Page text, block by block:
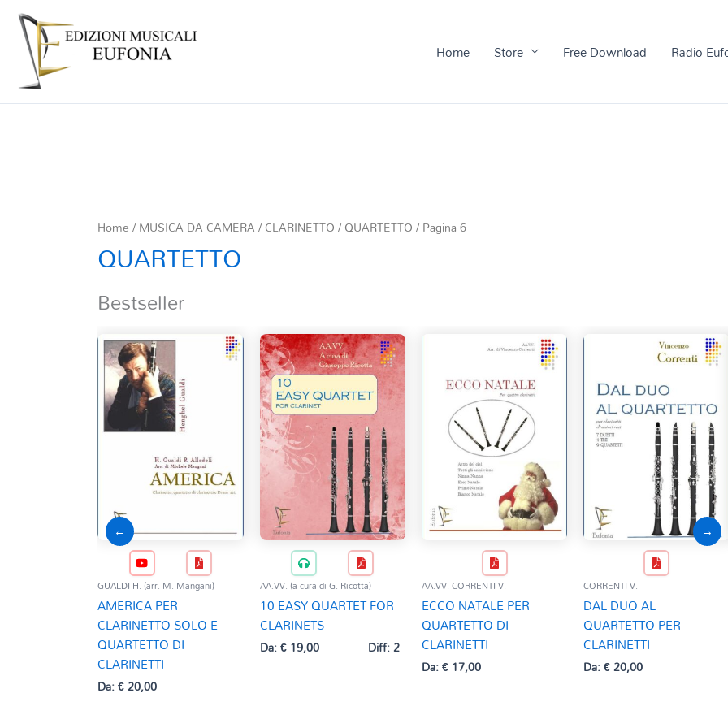
Home Store Free Download Radio
Home/MUSICA DA CAMERA/CLARINETTO/QUARTETTO/ Pagina 6
QUARTETTO
Bestseller
←
GUALDI H. (arr. M. Mangani)
AMERICA PER
CLARINETTO SOLO E
QUARTETTO DI
CLARINETTI
Da:€20,00
AA.VV. (a cura di G. Ricotta)
10 EASY QUARTET FOR
CLARINETS
Da:€19,00 Diff: 2
AA.VV. CORRENTI V.
ECCO NATALE PER
QUARTETTO DI
CLARINETTI
Da:€17,00
CORRENTI V.
DAL DUO AL
QUARTETTO PER
CLARINETTI
Da:€20,00
→